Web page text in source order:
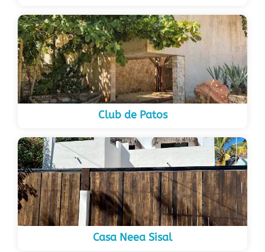
Club de Patos
Casa Neea Sisal